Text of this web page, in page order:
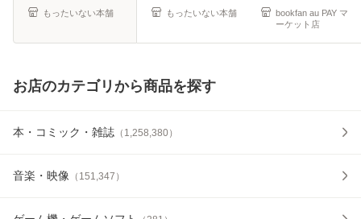
もったいない本舗 もったいない本舗
bookfan au PAY マ
ーケット店
お店のカテゴリから商品を探す
本・コミック・雑誌 （ 1,258,380）
音楽・映像 （ 151,347 ）